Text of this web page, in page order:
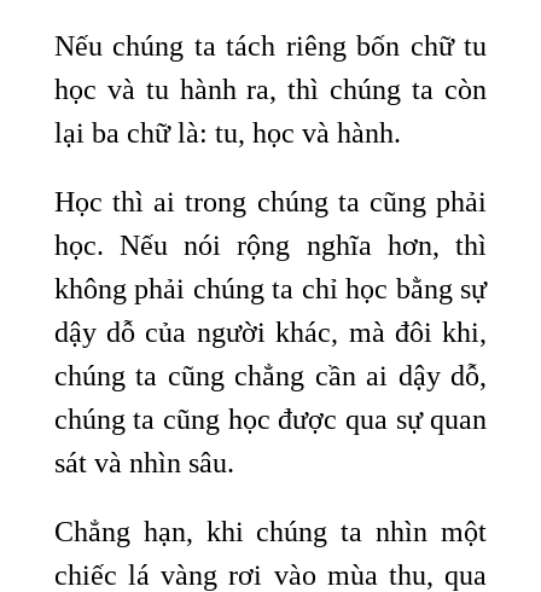
Nếu chúng ta tách riêng bốn chữ tu
học và tu hành ra, thì chúng ta còn
lại ba chữ là: tu, học và hành.
Học thì ai trong chúng ta cũng phải
học. Nếu nói rộng nghĩa hơn, thì
không phải chúng ta chỉ học bằng sự
dậy dỗ của người khác, mà đôi khi,
chúng ta cũng chẳng cần ai dậy dỗ,
chúng ta cũng học được qua sự quan
sát và nhìn sâu.
Chẳng hạn, khi chúng ta nhìn một
chiếc lá vàng rơi vào mùa thu, qua